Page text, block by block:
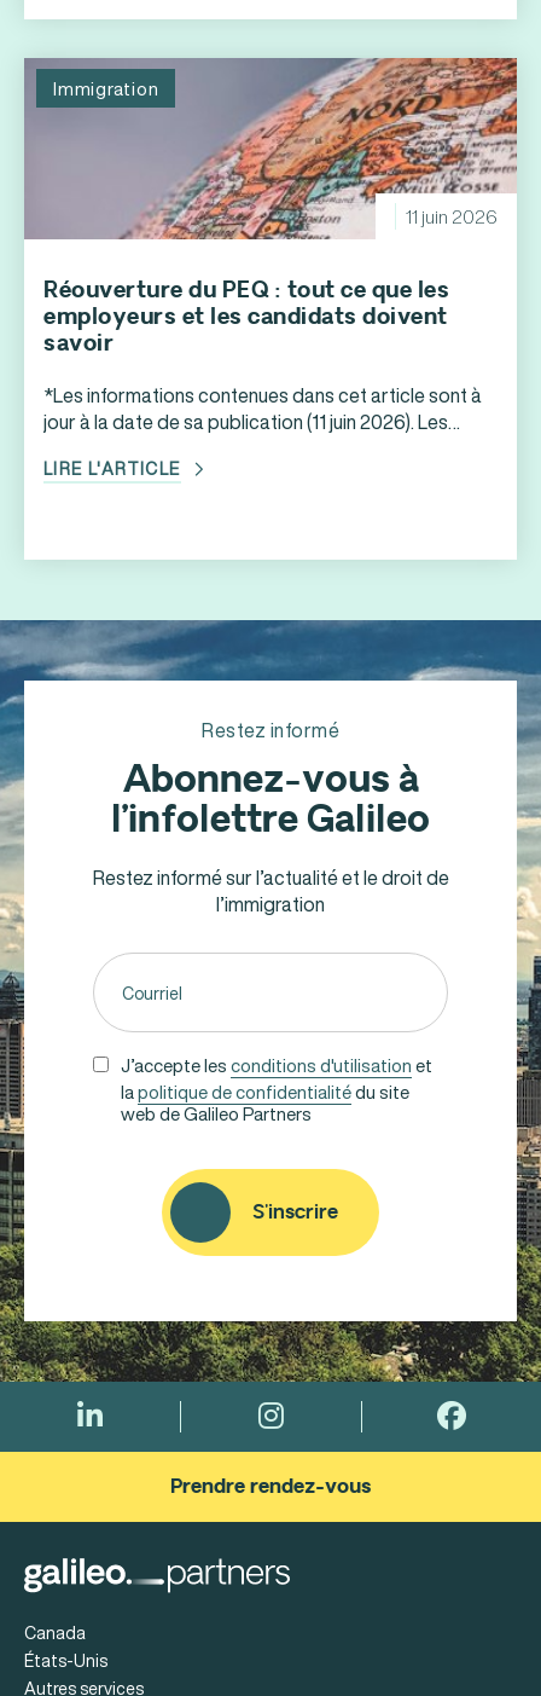
principaux avantages offerts par la SCM, notamment
permis de travail, les dispenses applicables à
certains mandats de courte durée ainsi que le mode
de service réservé à certains employeurs
Immigration
11 juin 2026
Réouverture du PEQ : tout ce que les
employeurs et les candidats doivent
savoir
*Les informations contenues dans cet article sont à
jour à la date de sa publication (11 juin 2026). Les
sur Québec.ca à compter du 17 juin 2026. Le retour
l’Immigration, […]
LIRE L'ARTICLE
Restez informé
Abonnez-vous à
l’infolettre Galileo
Restez informé sur l’actualité et le droit de
l’immigration
Adresse
courriel
(Nécessaire)
UNTITLED
(NÉCESSAIRE)
J’accepte lesconditions d'utilisationet
lapolitique de confidentialitédu site
web de Galileo Partners
S'inscrire
Prendre rendez-vous
Canada
États-Unis
Autres services